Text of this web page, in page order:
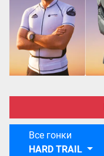
Все гонки
HARD TRAIL